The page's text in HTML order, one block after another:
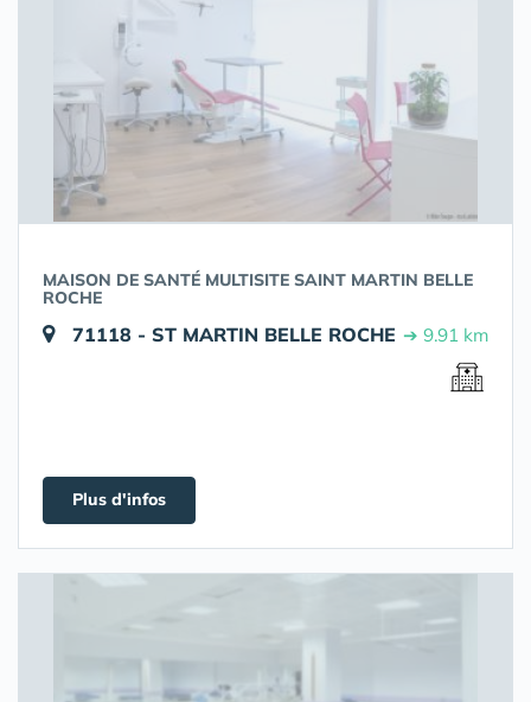
MAISON DE SANTÉ MULTISITE SAINT MARTIN BELLE
ROCHE
71118 - ST MARTIN BELLE ROCHE ➔ 9.91 km
Plus d'infos